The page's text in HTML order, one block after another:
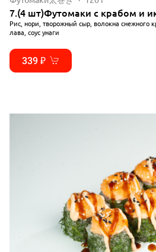
7.(4 шт)Футомаки с крабом и
Рис, нори, творожный сыр, волокна снежного
лава, соус унаги
339 ₽